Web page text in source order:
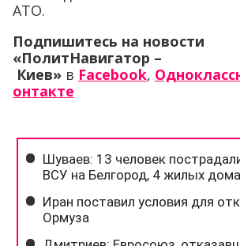
АТО.
Подпишитесь на новости
«ПолитНавигатор –
Киев» в Facebook,
онтакте